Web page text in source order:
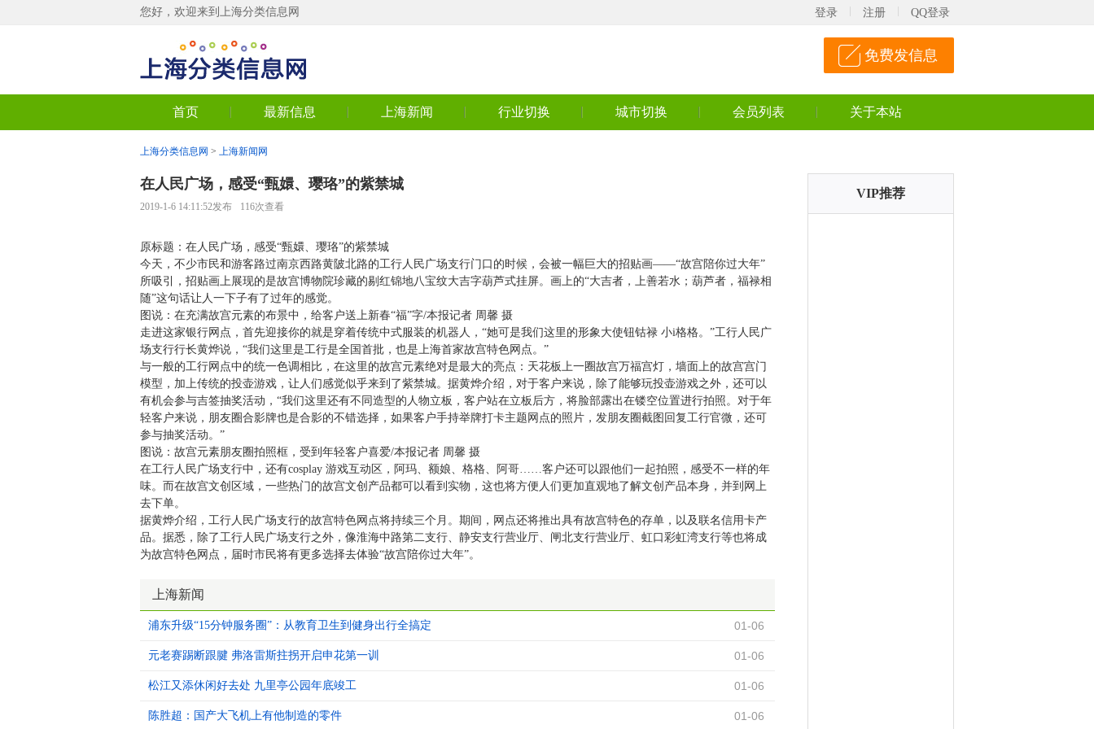
您好，欢迎来到上海分类信息网 登录 注册 QQ登录
免费发信息
首页 最新信息 上海新闻 行业切换 城市切换 会员列表 关于本站
上海分类信息网 > 上海新闻网
在人民广场，感受“甄嬛、璎珞”的紫禁城
2019-1-6 14:11:52发布 116次查看
原标题：在人民广场，感受“甄嬛、璎珞”的紫禁城
今天，不少市民和游客路过南京西路黄陂北路的工行人民广场支行门口的时候，会被一幅巨大的招贴画——“故宫陪你过大年”
所吸引，招贴画上展现的是故宫博物院珍藏的剔红锦地八宝纹大吉字葫芦式挂屏。画上的“大吉者，上善若水；葫芦者，福禄相
随”这句话让人一下子有了过年的感觉。
图说：在充满故宫元素的布景中，给客户送上新春“福”字/本报记者 周馨 摄
走进这家银行网点，首先迎接你的就是穿着传统中式服装的机器人，“她可是我们这里的形象大使钮钴禄 小i格格。”工行人民广
场支行行长黄烨说，“我们这里是工行是全国首批，也是上海首家故宫特色网点。”
与一般的工行网点中的统一色调相比，在这里的故宫元素绝对是最大的亮点：天花板上一圈故宫万福宫灯，墙面上的故宫宫门
模型，加上传统的投壶游戏，让人们感觉似乎来到了紫禁城。据黄烨介绍，对于客户来说，除了能够玩投壶游戏之外，还可以
有机会参与吉签抽奖活动，“我们这里还有不同造型的人物立板，客户站在立板后方，将脸部露出在镂空位置进行拍照。对于年
轻客户来说，朋友圈合影牌也是合影的不错选择，如果客户手持举牌打卡主题网点的照片，发朋友圈截图回复工行官微，还可
参与抽奖活动。”
图说：故宫元素朋友圈拍照框，受到年轻客户喜爱/本报记者 周馨 摄
在工行人民广场支行中，还有cosplay 游戏互动区，阿玛、额娘、格格、阿哥……客户还可以跟他们一起拍照，感受不一样的年
味。而在故宫文创区域，一些热门的故宫文创产品都可以看到实物，这也将方便人们更加直观地了解文创产品本身，并到网上
去下单。
据黄烨介绍，工行人民广场支行的故宫特色网点将持续三个月。期间，网点还将推出具有故宫特色的存单，以及联名信用卡产
品。据悉，除了工行人民广场支行之外，像淮海中路第二支行、静安支行营业厅、闸北支行营业厅、虹口彩虹湾支行等也将成
为故宫特色网点，届时市民将有更多选择去体验“故宫陪你过大年”。
上海新闻
浦东升级“15分钟服务圈”：从教育卫生到健身出行全搞定 01-06
元老赛踢断跟腱 弗洛雷斯拄拐开启申花第一训 01-06
松江又添休闲好去处 九里亭公园年底竣工 01-06
陈胜超：国产大飞机上有他制造的零件 01-06
VIP推荐